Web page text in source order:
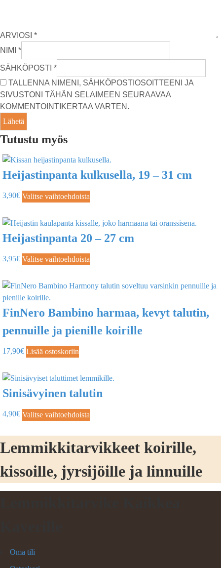
ARVIOSI *
NIMI *
SÄHKÖPOSTI *
TALLENNA NIMENI, SÄHKÖPOSTIOSOITTEENI JA
SIVUSTONI TÄHÄN SELAIMEEN SEURAAVAA
KOMMENTOINTIKERTAA VARTEN.
Tutustu myös
Heijastinpanta kulkusella, 19 – 31 cm
3,90€ Valitse vaihtoehdoista
Heijastinpanta 20 – 27 cm
3,95€ Valitse vaihtoehdoista
FinNero Bambino harmaa, kevyt talutin,
pennuille ja pienille koirille
17,90€ Lisää ostoskoriin
Sinisävyinen talutin
4,90€ Valitse vaihtoehdoista
Lemmikkitarvikkeet koirille,
kissoille, jyrsijöille ja linnuille
Oma tili